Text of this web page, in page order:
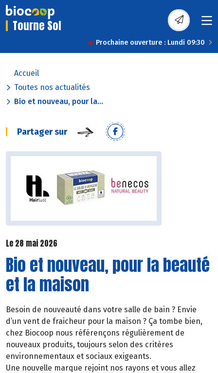
Tourne Sol
Prochaine ouverture : Lundi 09:30
Accueil
Toutes nos actualités
Bio et nouveau, pour la...
Partager sur
Le 28 mai 2026
Bio et nouveau, pour la beauté
et la maison
Besoin de nouveauté dans votre salle de bain ? Envie
d’un vent de fraicheur pour la maison ? Ça tombe bien,
chez Biocoop nous référençons régulièrement de
nouveaux produits, toujours selon des critères
environnementaux et sociaux exigeants.
Une nouvelle marque rejoint nos rayons et vous allez